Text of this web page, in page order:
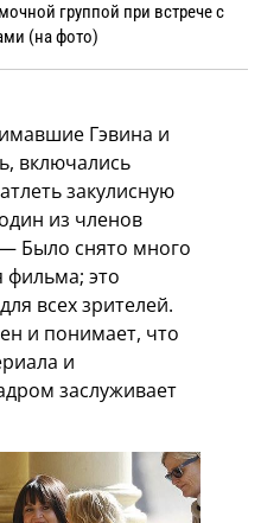
группой при встрече с
(на фото)
Гэвина и
включались
закулисную
из членов
Было снято много
фильма; это
всех зрителей.
и понимает, что
и
заслуживает